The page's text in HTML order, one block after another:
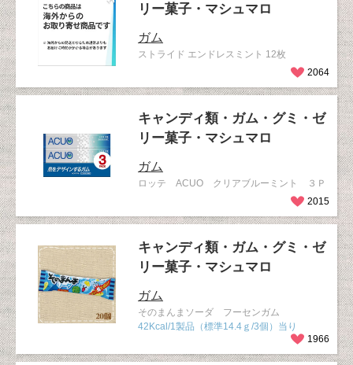
リー菓子・マシュマロ
ガム
ストライド エンドレスミント 12枚
2064
キャンディ類・ガム・グミ・ゼ
リー菓子・マシュマロ
ガム
ロッテ ACUO クリアブルーミント ３Ｐ
2015
キャンディ類・ガム・グミ・ゼ
リー菓子・マシュマロ
ガム
そのまんまソーダ フーセンガム
42Kcal/1製品（標準14.4ｇ/3個）当り
1966